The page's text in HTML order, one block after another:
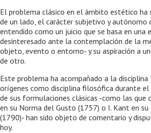
El problema clásico en el ámbito estético ha
de un lado, el carácter subjetivo y autónomo
entendido como un juicio que se basa en una
desinteresado ante la contemplación de la
objeto, evento o entorno- y su aspiración a
de otro.
Este problema ha acompañado a la disciplina
orígenes como disciplina filosófica durante el
de sus formulaciones clásicas -como las que
en su Norma del Gusto (1757) o I. Kant en su
(1790)- han sido objeto de comentario y
hoy.